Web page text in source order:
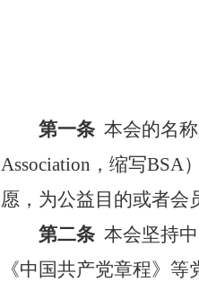
第一条 本会的名
Association，缩写BSA
愿，为公益目的或者会
第二条 本会坚持
《中国共产党章程》